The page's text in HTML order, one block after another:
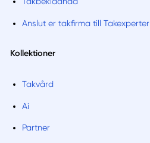
Anslut er takfirma till Takexperter
Kollektioner
Takvård
Ai
Partner